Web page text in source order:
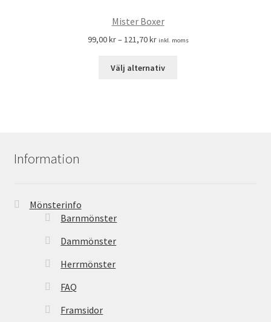
Mister Boxer
99,00kr–121,70kr inkl. moms
Välj alternativ
Information
Mönsterinfo
Barnmönster
Dammönster
Herrmönster
FAQ
Framsidor